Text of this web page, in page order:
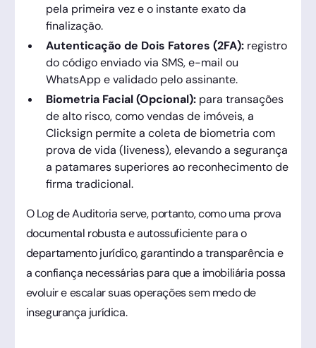
pela primeira vez e o instante exato da
finalização.
Autenticação de Dois Fatores (2FA):registro
do código enviado via SMS, e-mail ou
WhatsApp e validado pelo assinante.
Biometria Facial (Opcional):para transações
de alto risco, como vendas de imóveis, a
Clicksign permite a coleta de biometria com
prova de vida (liveness), elevando a segurança
a patamares superiores ao reconhecimento de
firma tradicional.
O Log de Auditoria serve, portanto, como uma prova
documental robusta e autossuficiente para o
departamento jurídico, garantindo a transparência e
a confiança necessárias para que a imobiliária possa
evoluir e escalar suas operações sem medo de
insegurança jurídica.